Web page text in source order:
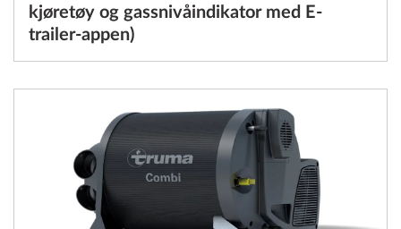
kjøretøy og gassnivåindikator med E-
trailer-appen)